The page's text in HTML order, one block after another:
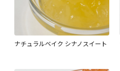
ナチュラルベイク シナノスイート